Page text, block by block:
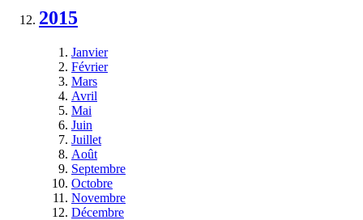
2015
Janvier
Février
Mars
Avril
Mai
Juin
Juillet
Août
Septembre
Octobre
Novembre
Décembre